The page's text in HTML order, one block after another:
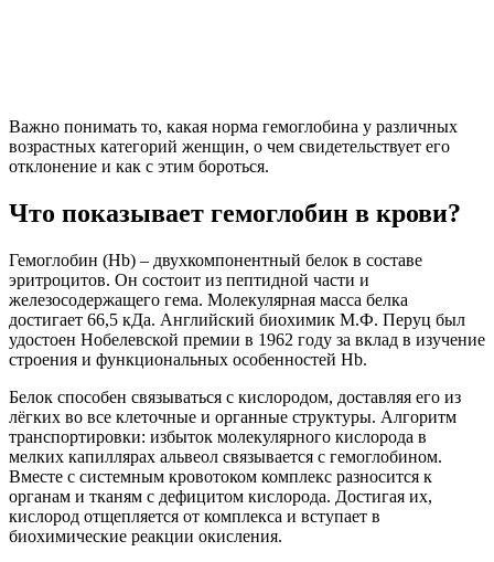
Важно понимать то, какая норма гемоглобина у различных
возрастных категорий женщин, о чем свидетельствует его
отклонение и как с этим бороться.
Что показывает гемоглобин в крови?
Гемоглобин (Hb) – двухкомпонентный белок в составе
эритроцитов. Он состоит из пептидной части и
железосодержащего гема. Молекулярная масса белка
достигает 66,5 кДа. Английский биохимик М.Ф. Перуц был
удостоен Нобелевской премии в 1962 году за вклад в изучение
строения и функциональных особенностей Hb.
Белок способен связываться с кислородом, доставляя его из
лёгких во все клеточные и органные структуры. Алгоритм
транспортировки: избыток молекулярного кислорода в
мелких капиллярах альвеол связывается с гемоглобином.
Вместе с системным кровотоком комплекс разносится к
органам и тканям с дефицитом кислорода. Достигая их,
кислород отщепляется от комплекса и вступает в
биохимические реакции окисления.